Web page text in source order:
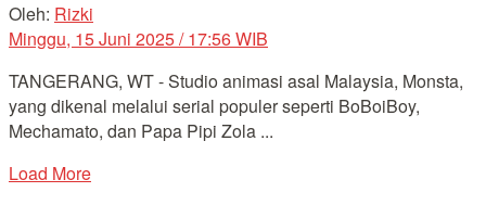
Oleh: Rizki
Minggu, 15 Juni 2025 / 17:56 WIB
TANGERANG, WT - Studio animasi asal Malaysia, Monsta,
yang dikenal melalui serial populer seperti BoBoiBoy,
Mechamato, dan Papa Pipi Zola ...
Load More